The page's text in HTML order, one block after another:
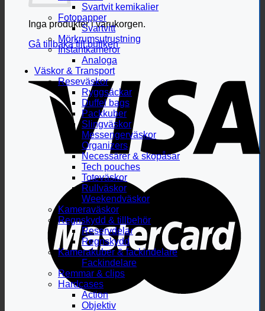
Inga produkter i varukorgen.
Gå tillbaka till butiken
Svartvit kemikalier
Fotopapper
Svartvitt
Mörkrumsutrustning
Instantkameror
Analoga
Väskor & Transport
Reseväskor
Ryggsäckar
Duffel bags
Packkuber
Slingväskor
Messengerväskor
Organizers
Necessärer & skopåsar
Tech pouches
Toteväskor
Rullväskor
Weekendväskor
Kameraväskor
Regnskydd & tillbehör
Reservdelar
Regnskydd
Kamerakuber & fackindelare
Fackindelare
Remmar & clips
Hardcases
Action
Objektiv